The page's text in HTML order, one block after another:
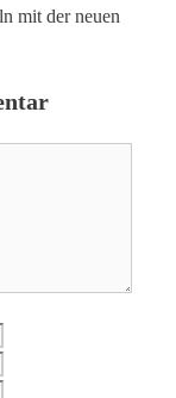
mit der neuen